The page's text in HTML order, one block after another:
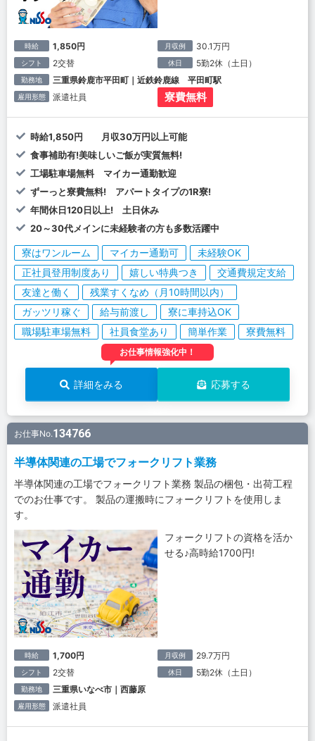
時給 1,850円 月収例 30.1万円
シフト 2交替 休日 5勤2休（土日）
勤務地 三重県鈴鹿市平田町｜近鉄鈴鹿線 平田町駅
雇用形態 派遣社員 寮費無料
時給1,850円 月収30万円以上可能
食事補助有!美味しいご飯が実質無料!
工場駐車場無料 マイカー通勤歓迎
ずーっと寮費無料! アパートタイプの1R寮!
年間休日120日以上! 土日休み
20～30代メインに未経験者の方も多数活躍中
寮はワンルーム マイカー通勤可
未経験OK
正社員登用制度あり
嬉しい特典つき
交通費規定支給
友達と働く
残業すくなめ（月10時間以内）
ガッツリ稼ぐ
給与前渡し
寮に車持込OK
職場駐車場無料
社員食堂あり 簡単作業 寮費無料
お仕事情報強化中！
詳細をみる 応募する
お仕事No.134766
半導体関連の工場でフォークリフト業務
半導体関連の工場でフォークリフト業務 製品の梱包・出荷工程
でのお仕事です。 製品の運搬時にフォークリフトを使用しま
す。
フォークリフトの資格を活か
せる♪高時給1700円!
時給 1,700円 月収例 29.7万円
シフト 2交替 休日 5勤2休（土日）
勤務地 三重県いなべ市｜西藤原
雇用形態 派遣社員